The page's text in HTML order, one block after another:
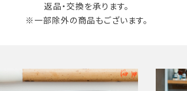
返品・交換を承ります。
※一部除外の商品もございます。